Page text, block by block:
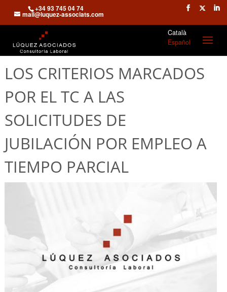
+34 93 745 04 74
mail@luquez-associats.com
Català
Español
LOS CRITERIOS MARCADOS
POR EL TC A LAS
SOLICITUDES DE
JUBILACIÓN POR EMPLEO A
TIEMPO PARCIAL